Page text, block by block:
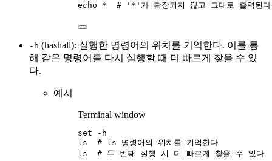
echo * # '*'가 확장되지 않고 그대로 출력된다
-h (hashall): 실행한 명령어의 위치를 기억한다. 이를 통
해 같은 명령어를 다시 실행할 때 더 빠르게 찾을 수 있
다.
예시
Terminal window
set
-h
ls
# ls 명령어의 위치를 기억한다
ls
# 두 번째 실행 시 더 빠르게 찾을 수 있다